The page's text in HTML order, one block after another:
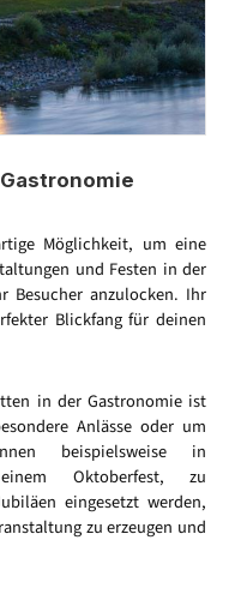
Möglichkeit, um eine
und Festen in der
Besucher anzulocken. Ihr
Blickfang für deinen
in der Gastronomie ist
Anlässe oder um
beispielsweise in
Oktoberfest, zu
eingesetzt werden,
zu erzeugen und